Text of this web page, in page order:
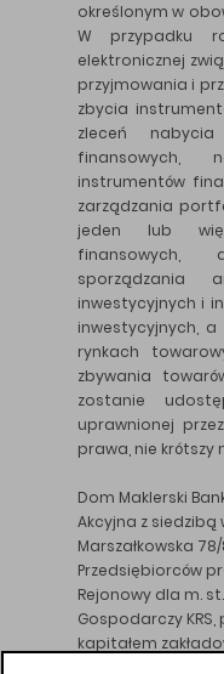
określonym w
W przypadku
elektronicznej
przyjmowania i
zbycia
zleceń
finansowych,
instrumentów
zarządzania
jeden lub
finansowych,
sporządzania
inwestycyjnych i
inwestycyjnych,
rynkach
zbywania
zostanie
uprawnionej
prawa, nie krótszy
Dom Maklerski
Akcyjna z siedzibą
Marszałkowska
Przedsiębiorców
Rejonowy dla m.
Gospodarczy
kapitałem